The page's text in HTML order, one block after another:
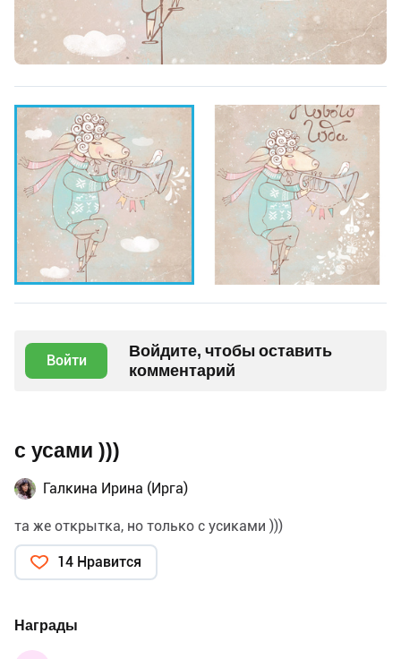
Войти
Войдите, чтобы оставить
комментарий
с усами )))
Галкина Ирина (Ирга)
та же открытка, но только с усиками )))
14 Нравится
Награды